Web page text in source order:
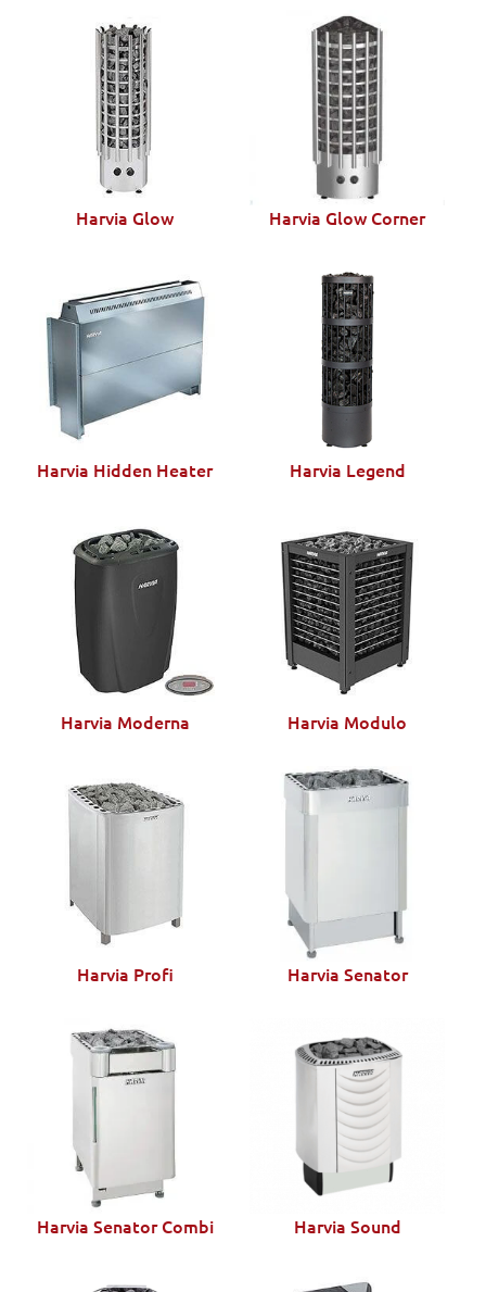
Harvia Glow Harvia Glow Corner
Harvia Hidden Heater Harvia Legend
Harvia Moderna Harvia Modulo
Harvia Profi Harvia Senator
Harvia Senator Combi Harvia Sound